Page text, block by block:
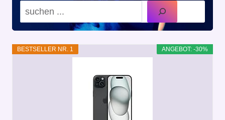
Suchen
ANGEBOT: -30%
BESTSELLER NR. 1